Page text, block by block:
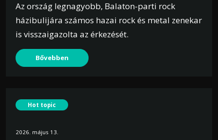
Az ország legnagyobb, Balaton-parti rock
házibulijára számos hazai rock és metal zenekar
is visszaigazolta az érkezését.
Bővebben
Hot topic
2026. május 13.